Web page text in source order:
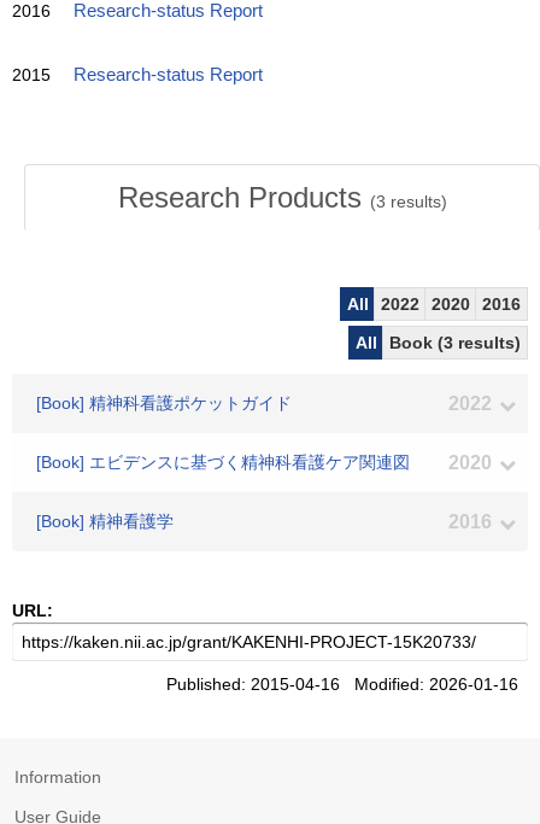
2016 Research-status Report
2015 Research-status Report
Research Products (3 results)
All 2022 2020
2016
All
Book (3 results)
[Book] 精神科看護ポケットガイド 2022
[Book] エビデンスに基づく精神科看護ケア関連図 2020
[Book] 精神看護学 2016
URL:
Published: 2015-04-16 Modified: 2026-01-16
Information
User Guide